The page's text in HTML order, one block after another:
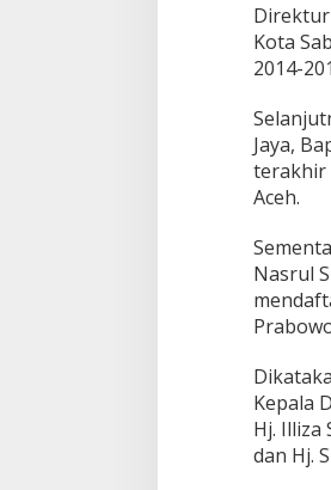
Direktur
Kota
2014-
Jaya,
terakhir
Aceh.
Nasrul
Kepala
Hj. Illiza
dan Hj.